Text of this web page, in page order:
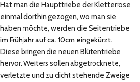
Hat man die Haupttriebe der Kletterrose
einmal dorthin gezogen, wo man sie
haben möchte, werden die Seitentriebe
im Frühjahr auf ca. 10cm eingekürzt.
Diese bringen die neuen Blütentriebe
hervor. Weiters sollen abgetrocknete,
verletzte und zu dicht stehende Zweige